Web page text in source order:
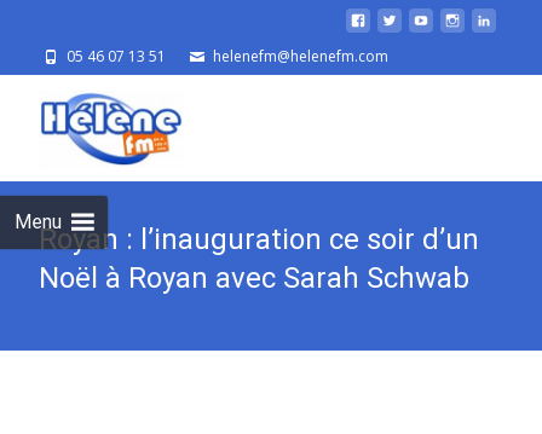
05 46 07 13 51 helenefm@helenefm.com
Menu
Royan : l’inauguration ce soir d’un
Noël à Royan avec Sarah Schwab